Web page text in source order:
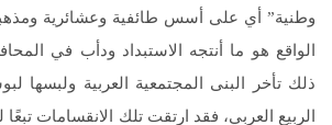
وطنية” أي على أسس طائفية وعشائرية ومذهبية
الواقع هو ما أنتجه الاستبداد ودأب في
ذلك تأخر البنى المجتمعية العربية ولبسها
الربيع العربي، فقد ارتقت تلك الانقسامات تبعًا